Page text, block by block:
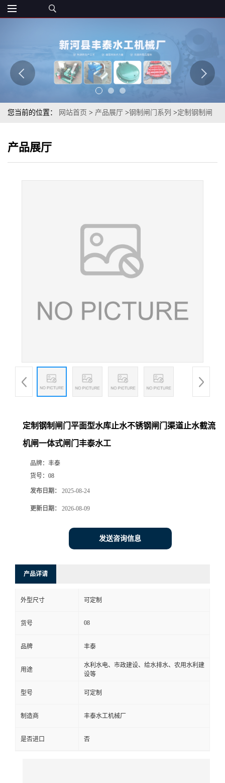
您当前的位置： 网站首页 > 产品展厅 >钢制闸门系列 >定制钢制闸
工
产品展厅
定制钢制闸门平面型水库止水不锈钢闸门渠道止水截流
机闸一体式闸门丰泰水工
品牌： 丰泰
货号： 08
发布日期： 2025-08-24
更新日期： 2026-08-09
发送咨询信息
产品详请
外型尺寸 可定制
货号 08
品牌 丰泰
用途
水利水电、市政建设、给水排水、农用水利建
设等
型号 可定制
制造商 丰泰水工机械厂
是否进口 否